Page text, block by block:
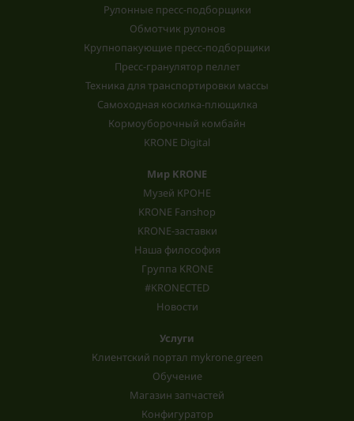
Рулонные пресс-подборщики
Обмотчик рулонов
Крупнопакующие пресс-подборщики
Пресс-гранулятор пеллет
Техника для транспортировки массы
Самоходная косилка-плющилка
Кормоуборочный комбайн
KRONE Digital
Мир KRONE
Музей КРОНЕ
KRONE Fanshop
KRONE-заставки
Наша философия
Группа KRONE
#KRONECTED
Новости
Услуги
Клиентский портал mykrone.green
Обучение
Магазин запчастей
Конфигуратор